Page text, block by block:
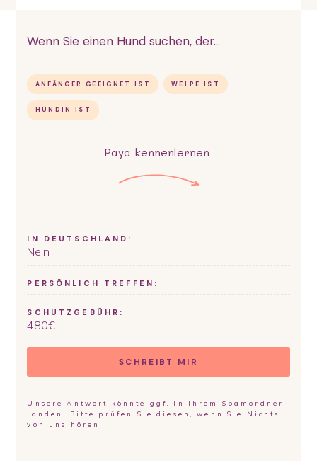
Wenn Sie einen Hund suchen, der...
ANFÄNGER GEEIGNET IST WELPE IST
HÜNDIN IST
Paya kennenlernen
IN DEUTSCHLAND:
Nein
PERSÖNLICH TREFFEN:
SCHUTZGEBÜHR:
480€
SCHREIBT MIR
Unsere Antwort könnte ggf. in Ihrem Spamordner
landen. Bitte prüfen Sie diesen, wenn Sie Nichts
von uns hören